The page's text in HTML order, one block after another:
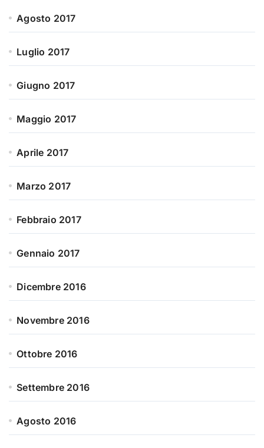
Agosto 2017
Luglio 2017
Giugno 2017
Maggio 2017
Aprile 2017
Marzo 2017
Febbraio 2017
Gennaio 2017
Dicembre 2016
Novembre 2016
Ottobre 2016
Settembre 2016
Agosto 2016